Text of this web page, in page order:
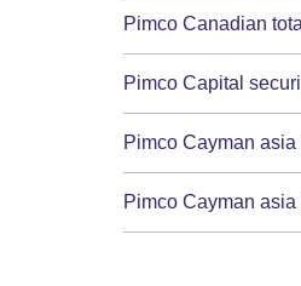
Pimco Canadian
Pimco Capital
Pimco Cayman
Pimco Cayman